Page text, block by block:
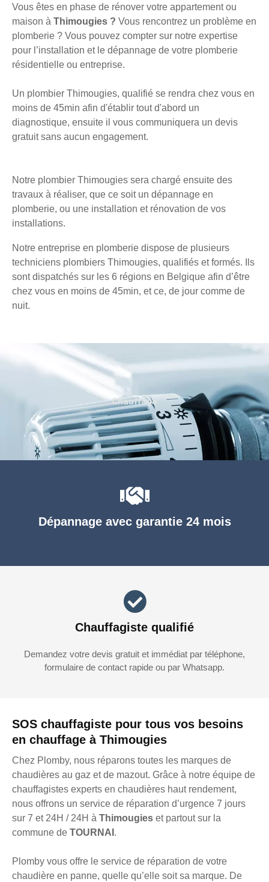
Vous êtes en phase de rénover votre appartement ou
maison à Thimougies ? Vous rencontrez un problème en
plomberie ? Vous pouvez compter sur notre expertise
pour l’installation et le dépannage de votre plomberie
résidentielle ou entreprise.
Un plombier Thimougies, qualifié se rendra chez vous en
moins de 45min afin d'établir tout d'abord un
diagnostique, ensuite il vous communiquera un devis
gratuit sans aucun engagement.
Notre plombier Thimougies sera chargé ensuite des
travaux à réaliser, que ce soit un dépannage en
plomberie, ou une installation et rénovation de vos
installations.
Notre entreprise en plomberie dispose de plusieurs
techniciens plombiers Thimougies, qualifiés et formés. Ils
sont dispatchés sur les 6 régions en Belgique afin d’être
chez vous en moins de 45min, et ce, de jour comme de
nuit.
SOS chauffagiste pour tous vos besoins
en chauffage à Thimougies
Chez Plomby, nous réparons toutes les marques de
chaudières au gaz et de mazout. Grâce à notre équipe de
chauffagistes experts en chaudières haut rendement,
nous offrons un service de réparation d’urgence 7 jours
sur 7 et 24H / 24H à Thimougies et partout sur la
commune de TOURNAI .
Plomby vous offre le service de réparation de votre
chaudière en panne, quelle qu’elle soit sa marque. De
Dépannage avec garantie 24 mois
Chauffagiste qualifié
Demandez votre devis gratuit et immédiat par téléphone,
formulaire de contact rapide ou par Whatsapp.
Chauffage